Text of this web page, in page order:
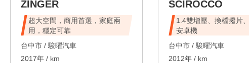
ZINGER
超大空間，商用首選，家庭兩
用，穩定可靠
台中市 / 駿曜汽車
2017年 / km
SCIROCCO
1.4雙增壓、換檔撥片、
安卓機
台中市 / 駿曜汽車
2012年 / km